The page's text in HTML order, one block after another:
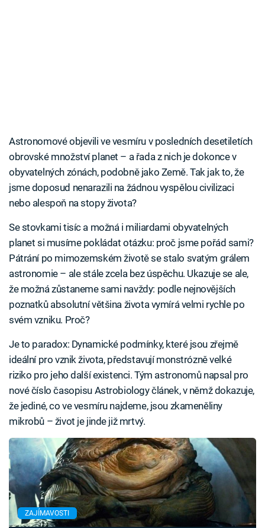
Astronomové objevili ve vesmíru v posledních desetiletích
obrovské množství planet – a řada z nich je dokonce v
obyvatelných zónách, podobně jako Země. Tak jak to, že
jsme doposud nenarazili na žádnou vyspělou civilizaci
nebo alespoň na stopy života?
Se stovkami tisíc a možná i miliardami obyvatelných
planet si musíme pokládat otázku: proč jsme pořád sami?
Pátrání po mimozemském životě se stalo svatým grálem
astronomie – ale stále zcela bez úspěchu. Ukazuje se ale,
že možná zůstaneme sami navždy: podle nejnovějších
poznatků absolutní většina života vymírá velmi rychle po
svém vzniku. Proč?
Je to paradox: Dynamické podmínky, které jsou zřejmě
ideální pro vznik života, představují monstrózně velké
riziko pro jeho další existenci. Tým astronomů napsal pro
nové číslo časopisu Astrobiology článek, v němž dokazuje,
že jediné, co ve vesmíru najdeme, jsou zkameněliny
mikrobů – život je jinde již mrtvý.
ZAJÍMAVOSTI